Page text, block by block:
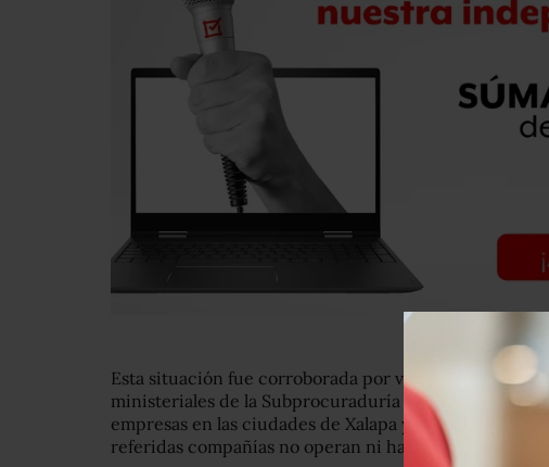
Esta situación fue corroborada por visitadores del
ministeriales de la Subprocuraduría quienes visitaron
empresas en las ciudades de Xalapa y Puerto de
referidas compañías no operan ni han operado nunca